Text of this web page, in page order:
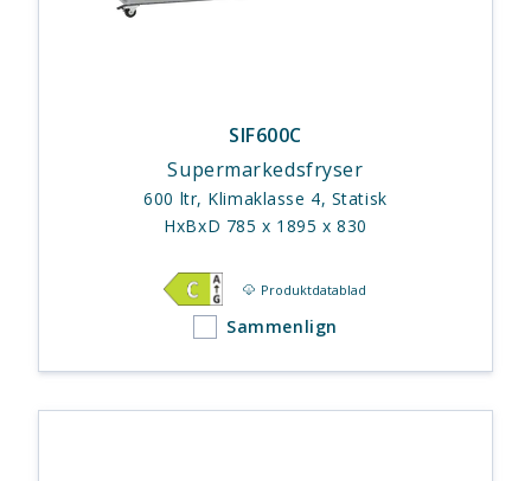
SIF600C
Supermarkedsfryser
600 ltr, Klimaklasse 4, Statisk
HxBxD 785 x 1895 x 830
Produktdatablad
Sammenlign